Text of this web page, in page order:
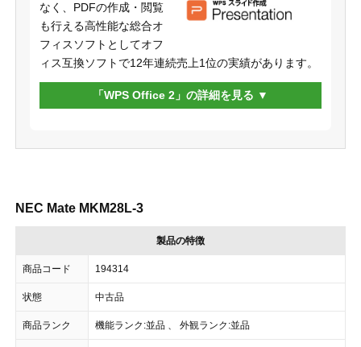
なく、PDFの作成・閲覧
も行える高性能な総合オ
フィスソフトとしてオフ
ィス互換ソフトで12年連続売上1位の実績があります。
「WPS Office 2」の詳細を見る
NEC Mate MKM28L-3
製品の特徴
商品コード 194314
状態 中古品
商品ランク 機能ランク:並品 、 外観ランク:並品